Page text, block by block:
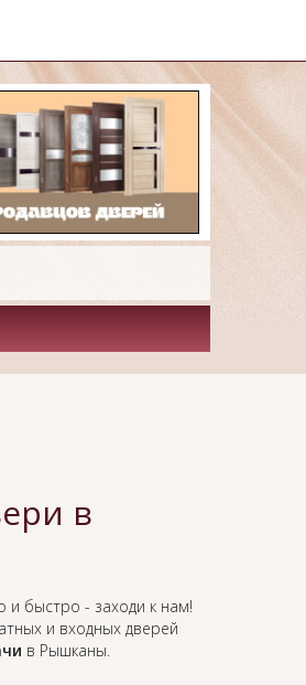
в
и быстро - заходи к нам!
и входных дверей
в Рышканы.